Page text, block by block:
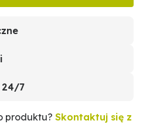
24/7
produktu? Skontaktuj się z